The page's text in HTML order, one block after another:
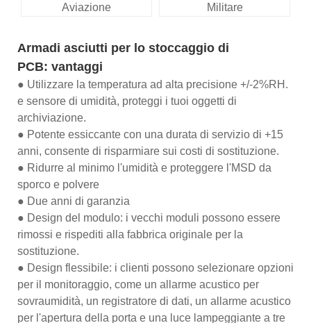
Aviazione Militare
Armadi asciutti per lo stoccaggio di
PCB: vantaggi
● Utilizzare la temperatura ad alta precisione +/-2%RH.
e sensore di umidità, proteggi i tuoi oggetti di
archiviazione.
● Potente essiccante con una durata di servizio di +15
anni, consente di risparmiare sui costi di sostituzione.
● Ridurre al minimo l'umidità e proteggere l'MSD da
sporco e polvere
● Due anni di garanzia
● Design del modulo: i vecchi moduli possono essere
rimossi e rispediti alla fabbrica originale per la
sostituzione.
● Design flessibile: i clienti possono selezionare opzioni
per il monitoraggio, come un allarme acustico per
sovraumidità, un registratore di dati, un allarme acustico
per l'apertura della porta e una luce lampeggiante a tre